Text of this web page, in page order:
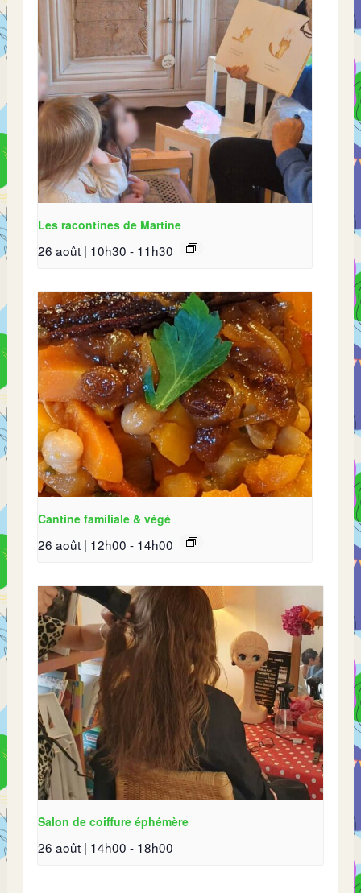
Les racontines de Martine
26 août | 10h30 - 11h30
Cantine familiale & végé
26 août | 12h00 - 14h00
Salon de coiffure éphémère
26 août | 14h00 - 18h00